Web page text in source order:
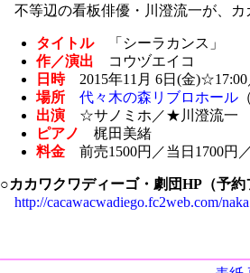
不等辺の看板俳優・川澄流一が、カ
タイトル「シーラカンス」
作／演出 コウヅエイコ
日時2015年11月 6日(金
場所
代々木の森リブロホール
出演☆サノミホ／★川澄流一
ピアノ 梶田美緒
料金前売1500円／当日1700円
○カカワクワディーゴ・劇団HP（予約
http://cacawacwadiego.fc2web.com/